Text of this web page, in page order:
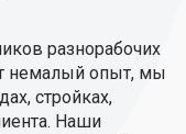
разнорабочих
немалый опыт, мы
стройках,
Наши